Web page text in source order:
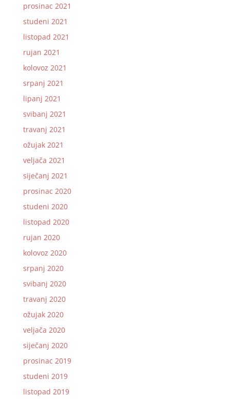
prosinac 2021
studeni 2021
listopad 2021
rujan 2021
kolovoz 2021
srpanj 2021
lipanj 2021
svibanj 2021
travanj 2021
ožujak 2021
veljača 2021
siječanj 2021
prosinac 2020
studeni 2020
listopad 2020
rujan 2020
kolovoz 2020
srpanj 2020
svibanj 2020
travanj 2020
ožujak 2020
veljača 2020
siječanj 2020
prosinac 2019
studeni 2019
listopad 2019